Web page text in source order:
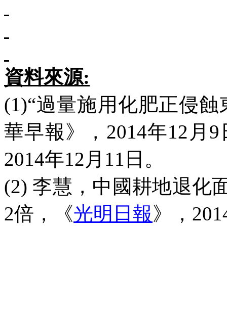
資料來源:
(1)“過量施用化肥正侵
華早報》， 2014年12 月 9
2014年12 月 11 日。
(2) 李慧，中國耕地退化
2倍，《光明日報》，